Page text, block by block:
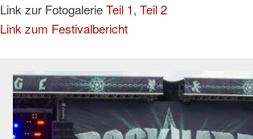
Link zur FotogalerieTeil 1, Teil 2
Link zum Festivalbericht